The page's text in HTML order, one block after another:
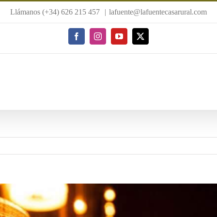
Llámanos (+34) 626 215 457 | lafuente@lafuentecasarural.com
FacebookInstagramYouTube
X